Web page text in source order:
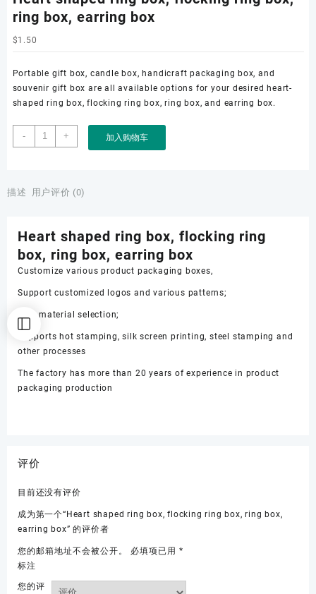
ring box, earring box
$1.50
Portable gift box, candle box, handicraft packaging box, and
souvenir gift box are all available options for your desired heart-
shaped ring box, flocking ring box, ring box, and earring box.
-
Heart
shaped
flocking
ring
box,
earring
数
+ 加入购物车
描述 用户评价 (0)
Heart shaped ring box, flocking ring
box, ring box, earring box
Customize various product packaging boxes,
Support customized logos and various patterns;
Rich material selection;
Supports hot stamping, silk screen printing, steel stamping and
other processes
The factory has more than 20 years of experience in product
packaging production
评价
目前还没有评价
成为第一个“Heart shaped ring box, flocking ring box, ring box,
earring box” 的评价者
您的邮箱地址不会被公开。 必填项已用 *
标注
您的评